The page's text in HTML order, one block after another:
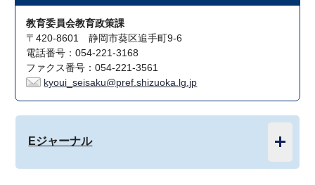
教育委員会教育政策課
〒420-8601 静岡市葵区追手町9-6
電話番号：054-221-3168
ファクス番号：054-221-3561
kyoui_seisaku@pref.shizuoka.lg.jp
Eジャーナル